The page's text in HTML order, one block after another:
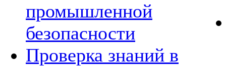
промышленной
безопасности
Проверка знаний в